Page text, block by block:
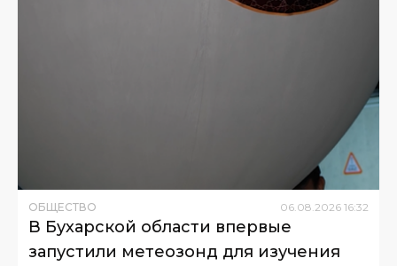
ОБЩЕСТВО 06.08.2026 16:32
В Бухарской области впервые
запустили метеозонд для изучения